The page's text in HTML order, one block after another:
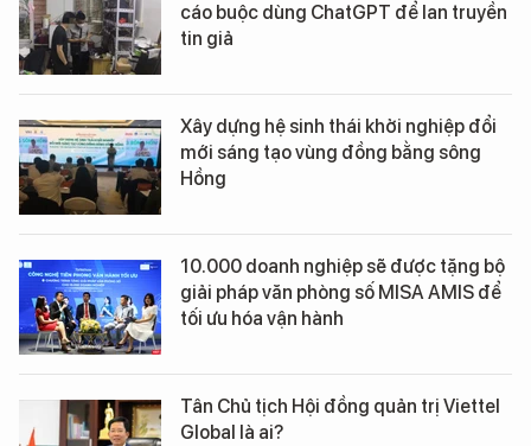
cáo buộc dùng ChatGPT để lan truyền
tin giả
Xây dựng hệ sinh thái khởi nghiệp đổi
mới sáng tạo vùng đồng bằng sông
Hồng
10.000 doanh nghiệp sẽ được tặng bộ
giải pháp văn phòng số MISA AMIS để
tối ưu hóa vận hành
Tân Chủ tịch Hội đồng quản trị Viettel
Global là ai?